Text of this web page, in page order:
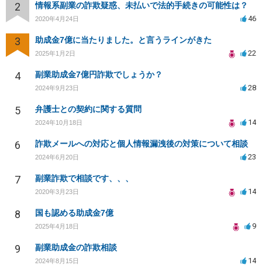
2 情報系副業の詐欺疑惑、未払いで法的手続きの可能性は？
2020年4月24日 46
3 助成金7億に当たりました。と言うラインがきた
2025年1月2日 22
4 副業助成金7億円詐欺でしょうか？
2024年9月23日 28
5 弁護士との契約に関する質問
2024年10月18日 14
6 詐欺メールへの対応と個人情報漏洩後の対策について相談
2024年6月20日 23
7 副業詐欺で相談です、、、
2020年3月23日 14
8 国も認める助成金7億
2025年4月18日 9
9 副業助成金の詐欺相談
2024年8月15日 14